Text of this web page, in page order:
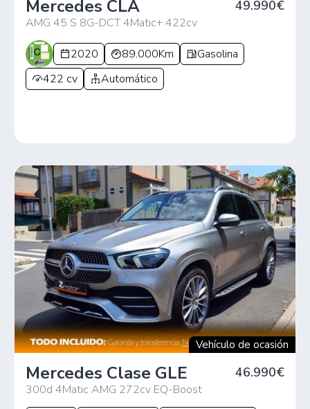
Mercedes CLA
AMG 45 S 8G-DCT 4Matic+ 422cv
49.990€
2020 89.000Km
Gasolina
422 cv
Automático
Vehículo de ocasión
Mercedes Clase GLE
300d 4Matic AMG 272cv EQ-Boost
46.990€